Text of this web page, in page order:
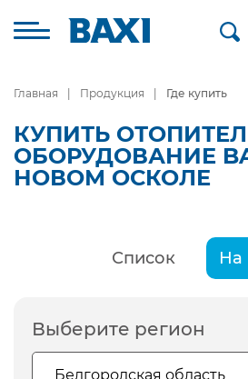
Главная Продукция Где купить
КУПИТЬ
ОБОРУДОВАНИЕ
НОВОМ ОСКОЛЕ
Список На
Выберите регион